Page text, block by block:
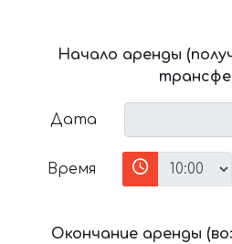
Начало аренды
Дата
Время
Окончание аренды